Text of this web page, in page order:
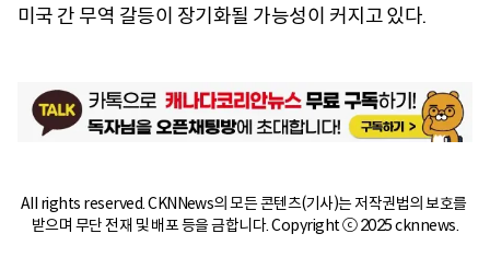
미국 간 무역 갈등이 장기화될 가능성이 커지고 있다.
All rights reserved. CKNNews의 모든 콘텐츠(기사)는 저작권법의 보호를
받으며 무단 전재 및 배포 등을 금합니다. Copyright ⓒ 2025 cknnews.